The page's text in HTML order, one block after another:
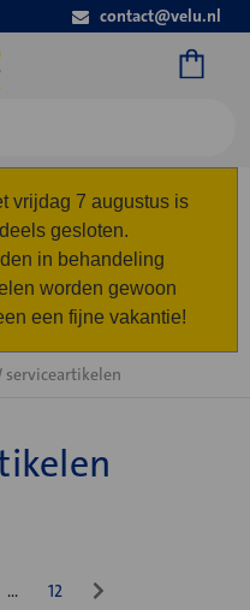
contact@velu.nl
vrijdag 7 augustus is
gesloten.
in behandeling
worden gewoon
een fijne vakantie!
serviceartikelen
… 12